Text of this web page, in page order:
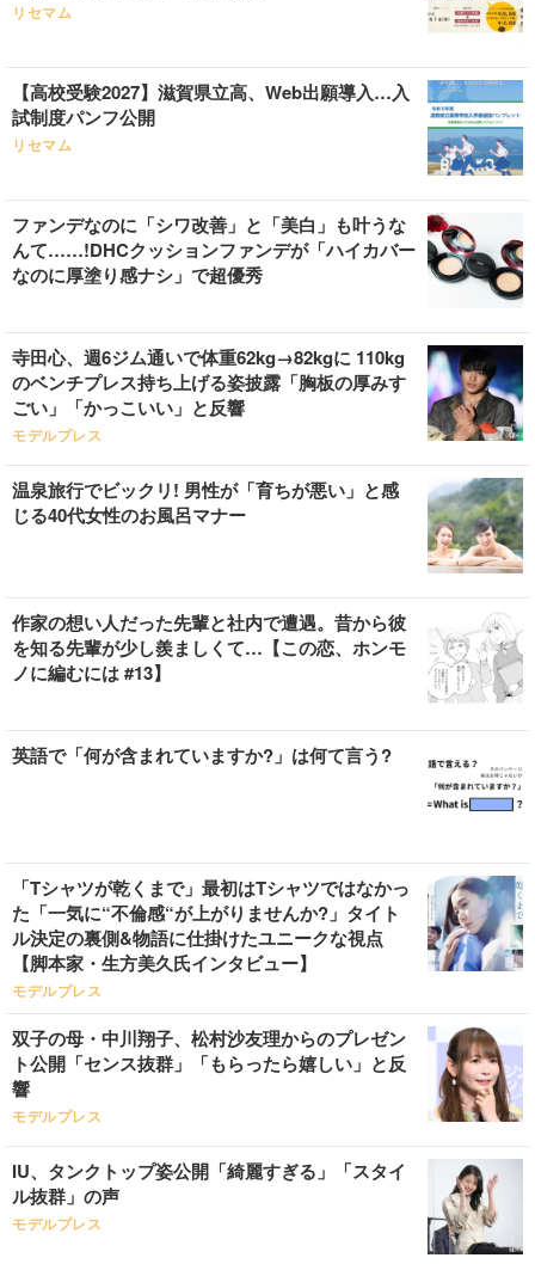
リセマム
【高校受験2027】滋賀県立高、Web出願導入…入
試制度パンフ公開
リセマム
ファンデなのに「シワ改善」と「美白」も叶うな
んて……!DHCクッションファンデが「ハイカバー
なのに厚塗り感ナシ」で超優秀
寺田心、週6ジム通いで体重62kg→82kgに 110kg
のベンチプレス持ち上げる姿披露「胸板の厚みす
ごい」「かっこいい」と反響
モデルプレス
温泉旅行でビックリ! 男性が「育ちが悪い」と感
じる40代女性のお風呂マナー
作家の想い人だった先輩と社内で遭遇。昔から彼
を知る先輩が少し羨ましくて…【この恋、ホンモ
ノに編むには #13】
英語で「何が含まれていますか?」は何て言う?
「Tシャツが乾くまで」最初はTシャツではなかっ
た「一気に“不倫感“が上がりませんか?」タイト
ル決定の裏側&物語に仕掛けたユニークな視点
【脚本家・生方美久氏インタビュー】
モデルプレス
双子の母・中川翔子、松村沙友理からのプレゼン
ト公開「センス抜群」「もらったら嬉しい」と反
響
モデルプレス
IU、タンクトップ姿公開「綺麗すぎる」「スタイ
ル抜群」の声
モデルプレス